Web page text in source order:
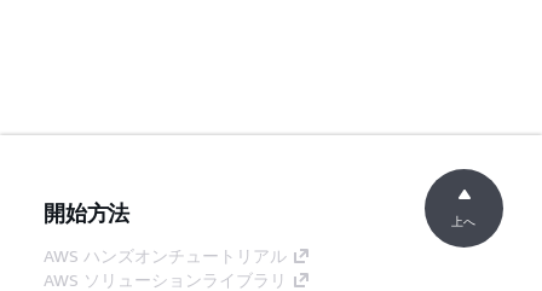
開始方法
AWS ハンズオンチュートリアル
AWS ソリューションライブラリ
上へ